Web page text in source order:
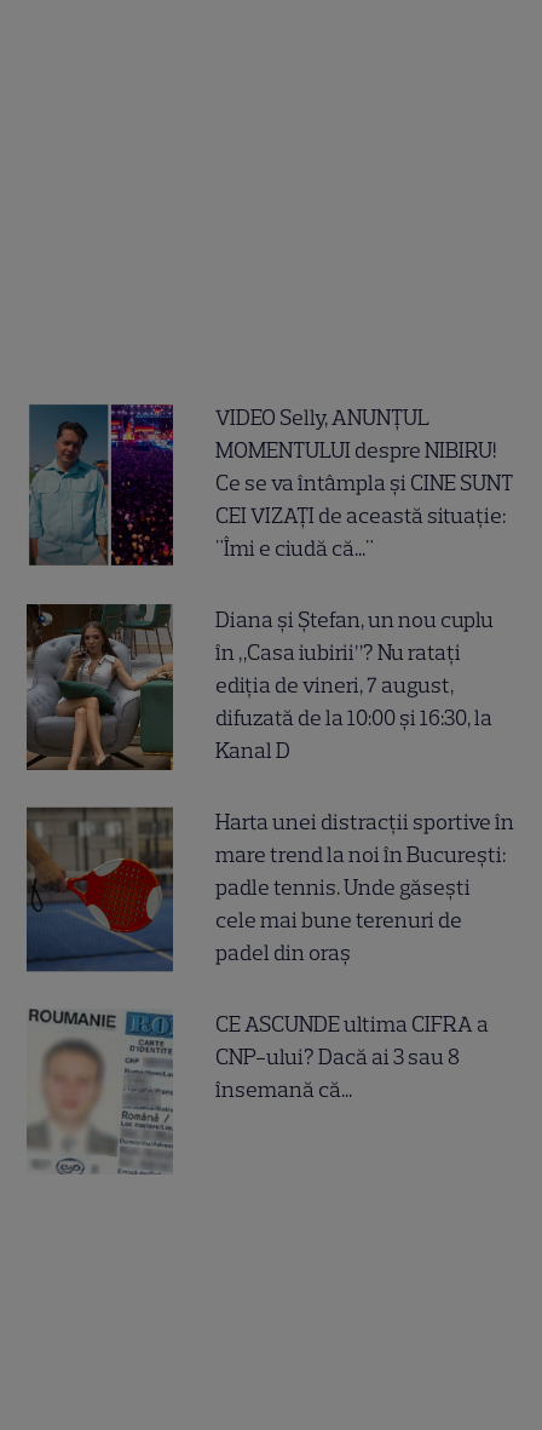
VIDEO Selly, ANUNȚUL
MOMENTULUI despre NIBIRU!
Ce se va întâmpla și CINE SUNT
CEI VIZAȚI de această situație:
"Îmi e ciudă că..."
Diana și Ștefan, un nou cuplu
în „Casa iubirii”? Nu ratați
ediția de vineri, 7 august,
difuzată de la 10:00 și 16:30, la
Kanal D
Harta unei distracții sportive în
mare trend la noi în București:
padle tennis. Unde găsești
cele mai bune terenuri de
padel din oraș
CE ASCUNDE ultima CIFRA a
CNP-ului? Dacă ai 3 sau 8
însemană că...